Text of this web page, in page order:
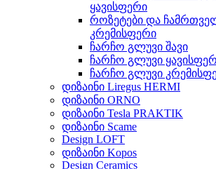
ყავისფერი
როზეტები და
კრემისფერი
ჩარჩო გლუვი შავი
ჩარჩო გლუვი
ჩარჩო გლუვი
დიზაინი Liregus HERMI
დიზაინი ORNO
დიზაინი Tesla PRAKTIK
დიზაინი Scame
Design LOFT
დიზაინი Kopos
Design Ceramics